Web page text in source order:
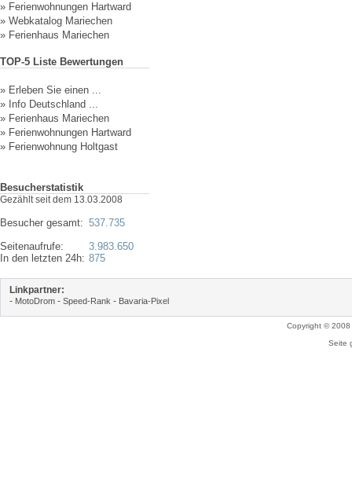
» Ferienwohnungen Hartward
» Webkatalog Mariechen
» Ferienhaus Mariechen
TOP-5 Liste Bewertungen
» Erleben Sie einen ...
» Info Deutschland ...
» Ferienhaus Mariechen
» Ferienwohnungen Hartward
» Ferienwohnung Holtgast
Besucherstatistik
Gezählt seit dem 13.03.2008
Besucher gesamt:
Seitenaufrufe:
In den letzten 24h:
537.735
3.983.650
875
Linkpartner:
- MotoDrom - Speed-Rank - Bavaria-Pixel
Copyright ©
Seite